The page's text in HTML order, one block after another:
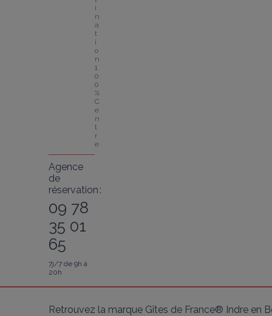
i
n
a
t
i
o
n
1
0
0
%
C
e
n
t
r
e
Agence
de
réservation :
09 78
35 01
65
7j/7 de 9h à
20h
Retrouvez la marque Gîtes de France® Indre en